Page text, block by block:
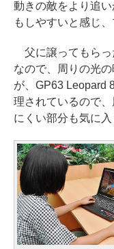
動きの敵をより追
もしやすいと感じ
父に譲ってもらっ
なので、周りの光
が、GP63 Leopard
理されているので
にくい部分も気に入